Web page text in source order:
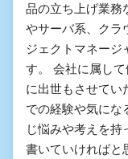
品の立ち上げ業務
やサーバ系、クラ
ジェクトマネージ
す。 会社に属し
に出世もさせてい
での経験や気にな
じ悩みや考えを
書いていければと